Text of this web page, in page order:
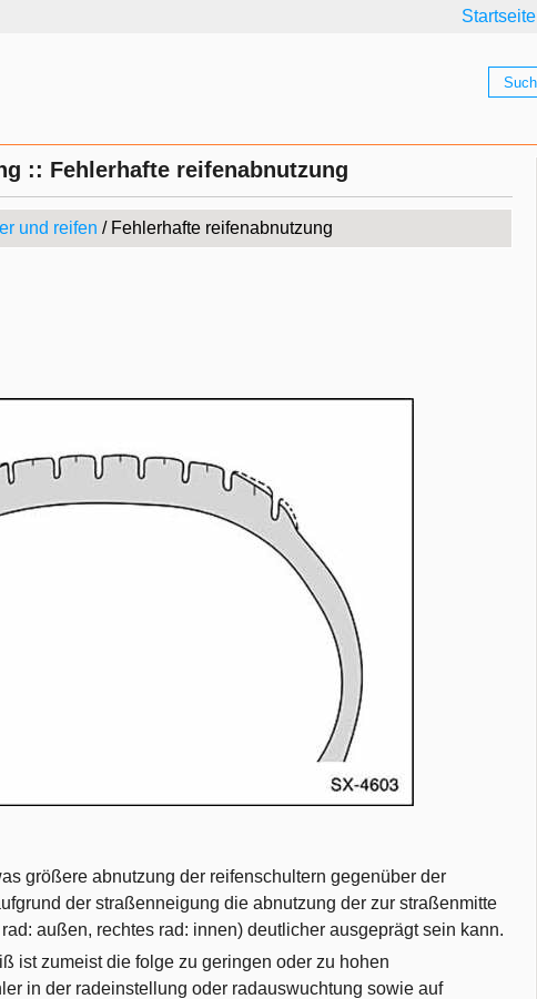
Startseite
:: Fehlerhafte reifenabnutzung
und reifen / Fehlerhafte reifenabnutzung
größere abnutzung der reifenschultern gegenüber der
der straßenneigung die abnutzung der zur straßenmitte
außen, rechtes rad: innen) deutlicher ausgeprägt sein kann.
ist zumeist die folge zu geringen oder zu hohen
in der radeinstellung oder radauswuchtung sowie auf